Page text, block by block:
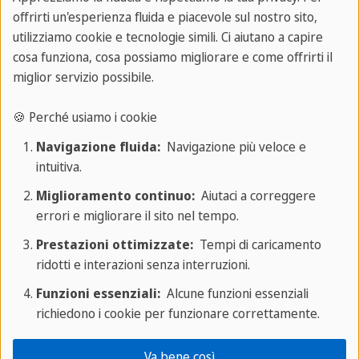
Lavoro in Spagna vitto e alloggio gratis:
Lavorare in Spagna con vitto e alloggio gratuiti è
un'opzione interessante per molte persone, in
particolare per chi cerca diridurre i costi di vita
inizialio vuole fare un'esperienza di lavoro e vita
all'estero senza troppi rischi finanziari: ti dà la
possibilità di cominciare a metterti in gioco subito,
senza dover spendere tempo prezioso a cercare
un posto in cui dormire o a doverti occupare dei
offrirti un'esperienza fluida e piacevole sul nostro sito,
utilizziamo cookie e tecnologie simili. Ci aiutano a capire
cosa funziona, cosa possiamo migliorare e come offrirti il
miglior servizio possibile.
🍪 Perché usiamo i cookie
Navigazione fluida:Navigazione più veloce e
intuitiva.
Miglioramento continuo:Aiutaci a correggere
errori e migliorare il sito nel tempo.
Prestazioni ottimizzate:Tempi di caricamento
ridotti e interazioni senza interruzioni.
Funzioni essenziali:Alcune funzioni essenziali
richiedono i cookie per funzionare correttamente.